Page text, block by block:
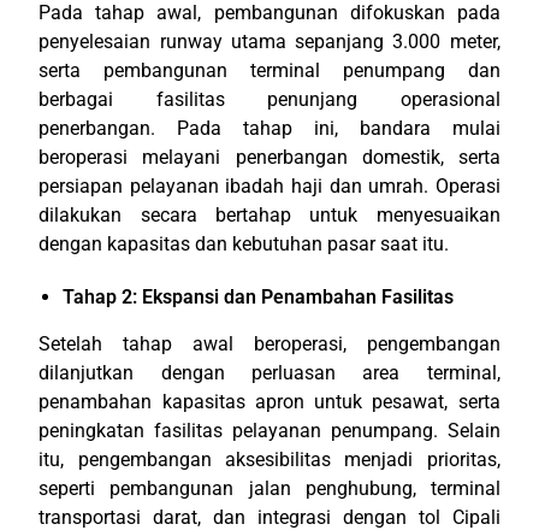
Pada tahap awal, pembangunan difokuskan pada
penyelesaian runway utama sepanjang 3.000 meter,
serta pembangunan terminal penumpang dan
berbagai fasilitas penunjang operasional
penerbangan. Pada tahap ini, bandara mulai
beroperasi melayani penerbangan domestik, serta
persiapan pelayanan ibadah haji dan umrah. Operasi
dilakukan secara bertahap untuk menyesuaikan
dengan kapasitas dan kebutuhan pasar saat itu.
Tahap 2: Ekspansi dan Penambahan Fasilitas
Setelah tahap awal beroperasi, pengembangan
dilanjutkan dengan perluasan area terminal,
penambahan kapasitas apron untuk pesawat, serta
peningkatan fasilitas pelayanan penumpang. Selain
itu, pengembangan aksesibilitas menjadi prioritas,
seperti pembangunan jalan penghubung, terminal
transportasi darat, dan integrasi dengan tol Cipali